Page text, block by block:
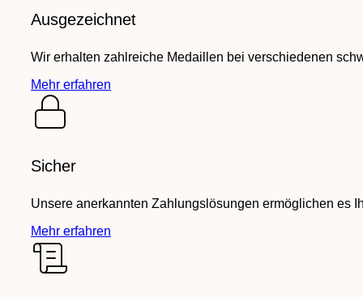
Ausgezeichnet
Wir erhalten zahlreiche Medaillen bei verschiedenen
Mehr erfahren
Sicher
Unsere anerkannten Zahlungslösungen ermöglichen es
Mehr erfahren